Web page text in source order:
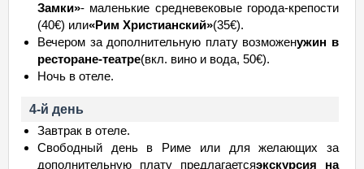
Замки»- маленькие средневековые города-крепости
(40€) или«Рим Христианский»(35€).
Вечером за дополнительную плату возможенужин в
ресторане-театре(вкл. вино и вода, 50€).
Ночь в отеле.
4-й день
Завтрак в отеле.
Свободный день в Риме или для желающих за
дополнительную плату предлагаетсяэкскурсия на